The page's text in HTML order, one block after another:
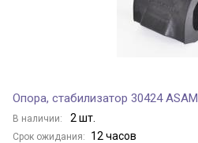
Опора, стабилизатор 30424 ASAM
В наличии: 2 шт.
Срок ожидания: 12 часов